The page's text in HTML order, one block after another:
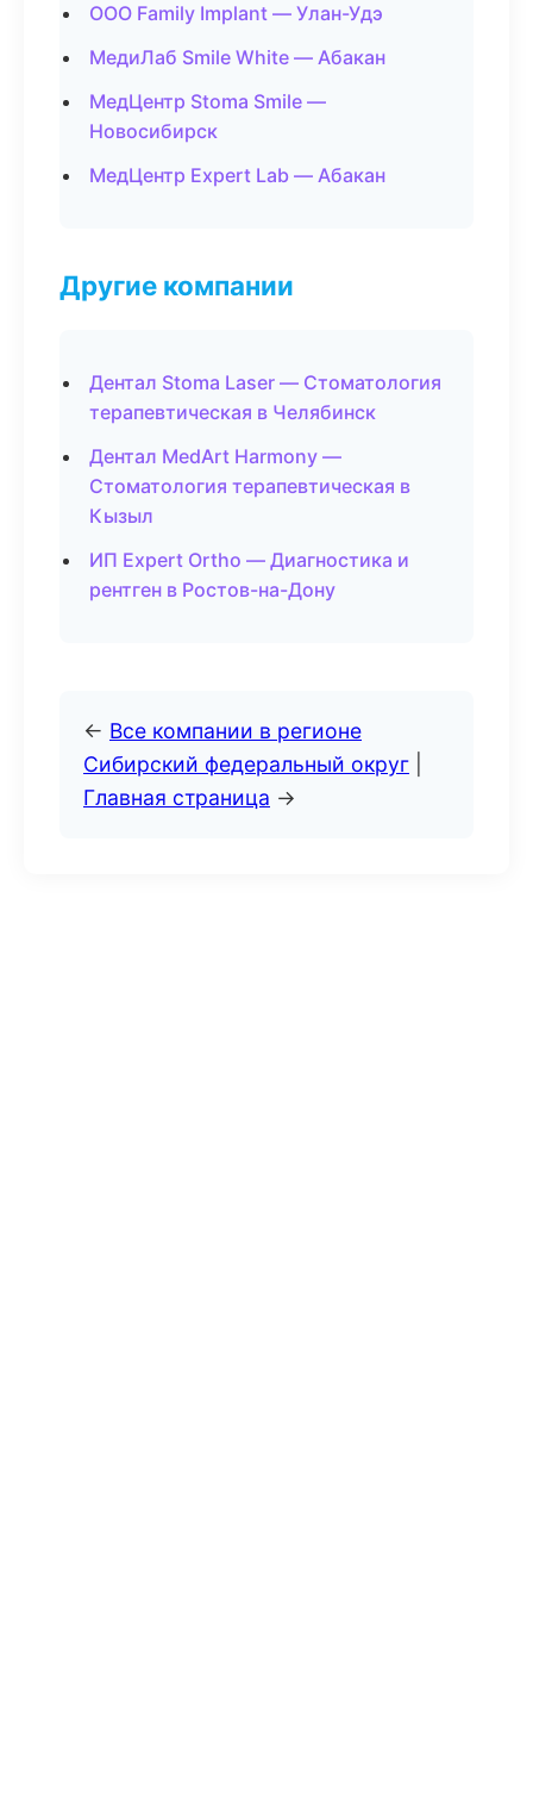
ООО Family Implant — Улан-Удэ
МедиЛаб Smile White — Абакан
МедЦентр Stoma Smile —
Новосибирск
МедЦентр Expert Lab — Абакан
Другие компании
Дентал Stoma Laser — Стоматология
терапевтическая в Челябинск
Дентал MedArt Harmony —
Стоматология терапевтическая в
Кызыл
ИП Expert Ortho — Диагностика и
рентген в Ростов-на-Дону
← Все компании в регионе
Сибирский федеральный округ
Главная страница →